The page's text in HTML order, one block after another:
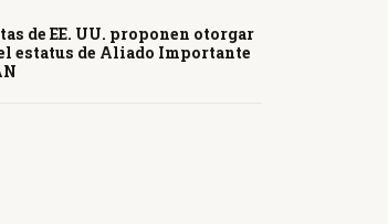
de EE. UU. proponen otorgar
estatus de Aliado Importante